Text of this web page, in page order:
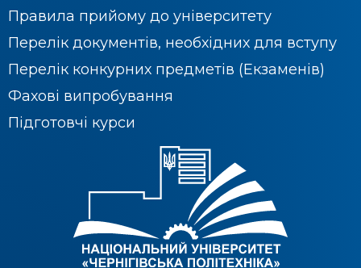
Правила прийому до університету
Перелік документів, необхідних для вступу
Перелік конкурних предметів (Екзаменів)
Фахові випробування
Підготовчі курси